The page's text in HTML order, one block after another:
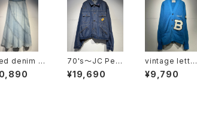
denim s
70's〜JC Pen
ney used des
ign denim jac
¥19,690
vintage letter
ed cardigan
¥9,790